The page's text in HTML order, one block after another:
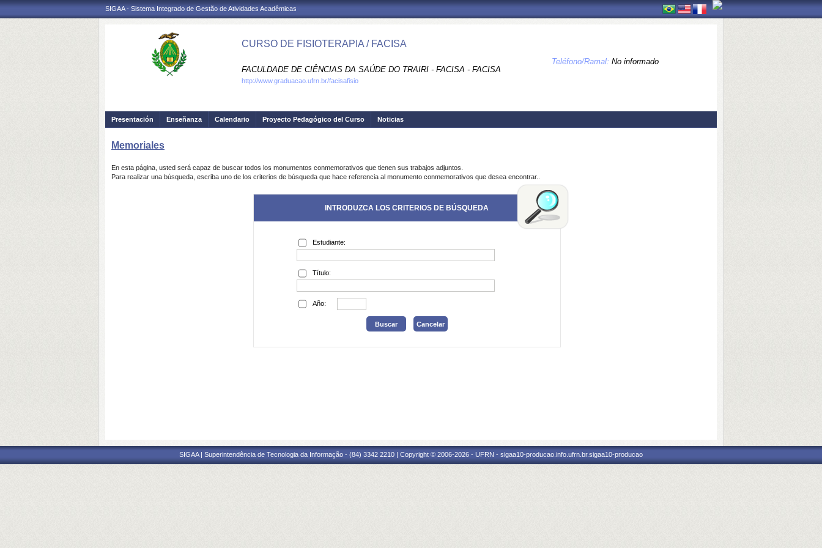
SIGAA - Sistema Integrado de Gestão de Atividades Acadêmicas
CURSO DE FISIOTERAPIA / FACISA
FACULDADE DE CIÊNCIAS DA SAÚDE DO TRAIRI - FACISA - FACISA
Teléfono/Ramal: No informado
http://www.graduacao.ufrn.br/facisafisio
Presentación Enseñanza Calendario Proyecto Pedagógico del Curso Noticias
Memoriales
En esta página, usted será capaz de buscar todos los monumentos conmemorativos que tienen sus trabajos adjuntos.
Para realizar una búsqueda, escriba uno de los criterios de búsqueda que hace referencia al monumento conmemorativos que desea encontrar..
INTRODUZCA LOS CRITERIOS DE BÚSQUEDA
Estudiante:
Título:
Año:
SIGAA | Superintendência de Tecnologia da Informação - (84) 3342 2210 | Copyright © 2006-2026 - UFRN - sigaa10-producao.info.ufrn.br.sigaa10-producao